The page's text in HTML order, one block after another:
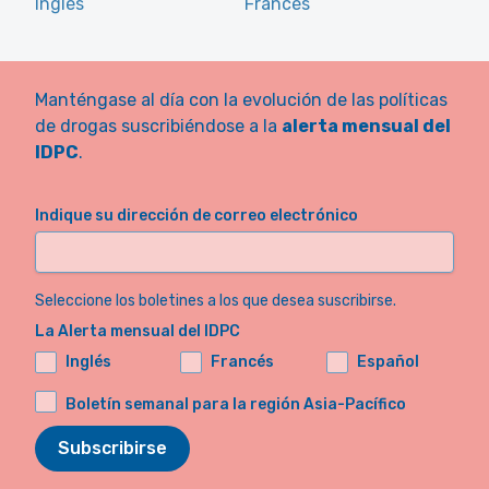
Manténgase al día con la evolución de las políticas
de drogas suscribiéndose a la alerta mensual del
IDPC.
Indique su dirección de correo electrónico
Seleccione los boletines a los que desea suscribirse.
La Alerta mensual del IDPC
Inglés
Francés Español
Boletín semanal para la región Asia-Pacífico
Subscribirse